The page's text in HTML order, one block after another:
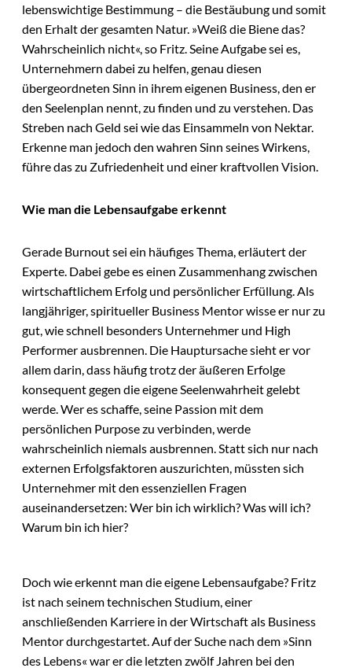
lebenswichtige Bestimmung – die Bestäubung und somit
den Erhalt der gesamten Natur. »Weiß die Biene das?
Wahrscheinlich nicht«, so Fritz. Seine Aufgabe sei es,
Unternehmern dabei zu helfen, genau diesen
übergeordneten Sinn in ihrem eigenen Business, den er
den Seelenplan nennt, zu finden und zu verstehen. Das
Streben nach Geld sei wie das Einsammeln von Nektar.
Erkenne man jedoch den wahren Sinn seines Wirkens,
führe das zu Zufriedenheit und einer kraftvollen Vision.
Wie man die Lebensaufgabe erkennt
Gerade Burnout sei ein häufiges Thema, erläutert der
Experte. Dabei gebe es einen Zusammenhang zwischen
wirtschaftlichem Erfolg und persönlicher Erfüllung. Als
langjähriger, spiritueller Business Mentor wisse er nur zu
gut, wie schnell besonders Unternehmer und High
Performer ausbrennen. Die Hauptursache sieht er vor
allem darin, dass häufig trotz der äußeren Erfolge
konsequent gegen die eigene Seelenwahrheit gelebt
werde. Wer es schaffe, seine Passion mit dem
persönlichen Purpose zu verbinden, werde
wahrscheinlich niemals ausbrennen. Statt sich nur nach
externen Erfolgsfaktoren auszurichten, müssten sich
Unternehmer mit den essenziellen Fragen
auseinandersetzen: Wer bin ich wirklich? Was will ich?
Warum bin ich hier?
Doch wie erkennt man die eigene Lebensaufgabe? Fritz
ist nach seinem technischen Studium, einer
anschließenden Karriere in der Wirtschaft als Business
Mentor durchgestartet. Auf der Suche nach dem »Sinn
des Lebens« war er die letzten zwölf Jahren bei den